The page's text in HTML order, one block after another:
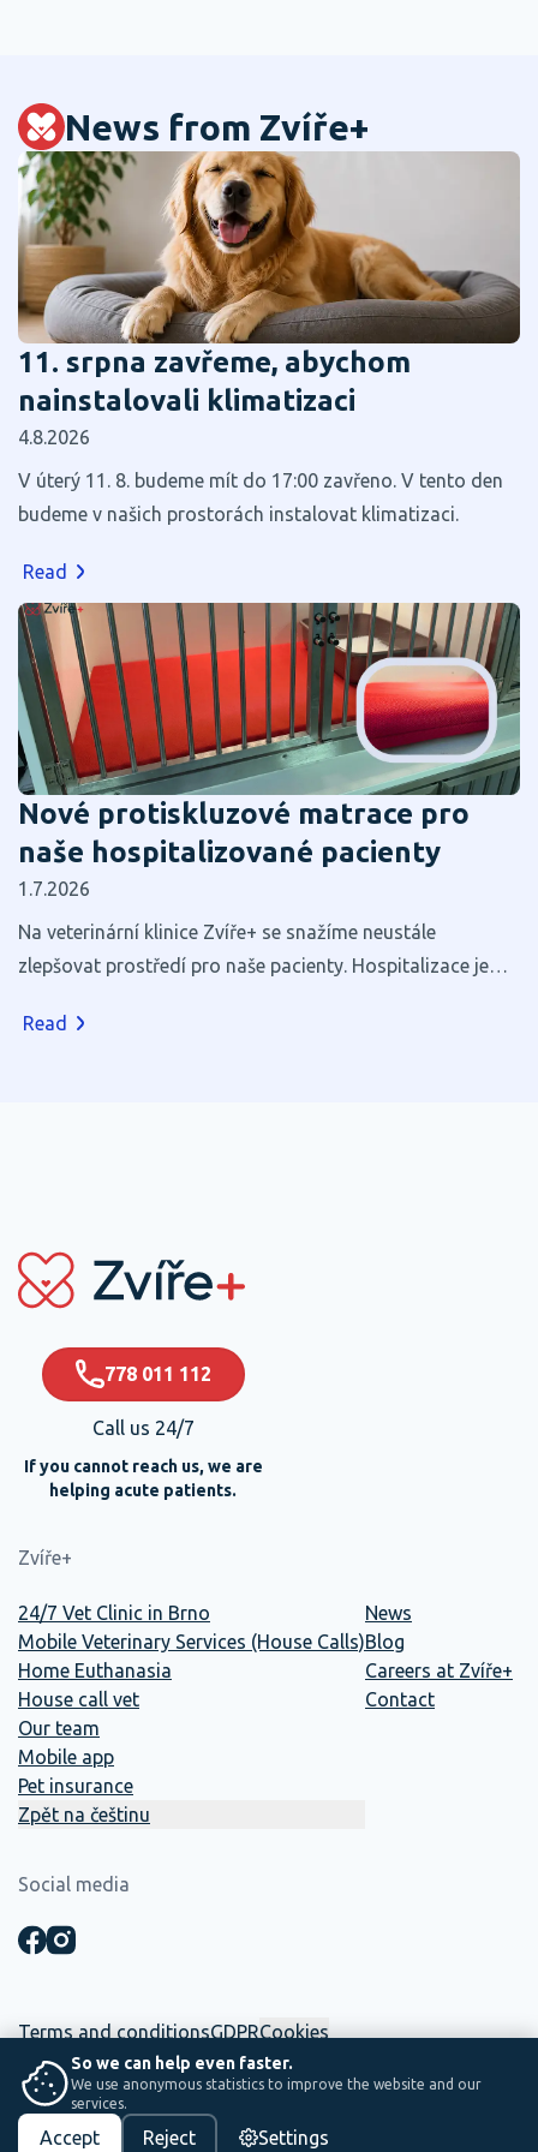
News from Zvíře+
11. srpna zavřeme, abychom
nainstalovali klimatizaci
4.8.2026
V úterý 11. 8. budeme mít do 17:00 zavřeno. V tento den
budeme v našich prostorách instalovat klimatizaci.
Read
Nové protiskluzové matrace pro
naše hospitalizované pacienty
1.7.2026
Na veterinární klinice Zvíře+ se snažíme neustále
zlepšovat prostředí pro naše pacienty. Hospitalizace je
maličkosti mohou výrazně přispět k jejich pohodlí a
Read
778 011 112
Call us 24/7
If you cannot reach us, we are
helping acute patients.
Zvíře+
24/7 Vet Clinic in Brno
Mobile Veterinary Services (House Calls)
Home Euthanasia
House call vet
Our team
Mobile app
Pet insurance
Zpět na češtinu
News
Blog
Careers at Zvíře+
Contact
Social media
Terms and conditionsGDPRCookies
☕ This website was built in-house. Between two shifts, coffee and
PS
So we can help even faster.
We use anonymous statistics to improve the website and our
services.
Accept Reject Settings